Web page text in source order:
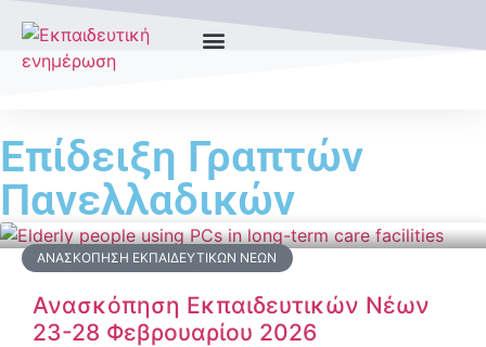
Επίδειξη Γραπτών
Πανελλαδικών
ΑΝΑΣΚΌΠΗΣΗ ΕΚΠΑΙΔΕΥΤΙΚΏΝ ΝΈΩΝ
Ανασκόπηση Εκπαιδευτικών Νέων
23-28 Φεβρουαρίου 2026